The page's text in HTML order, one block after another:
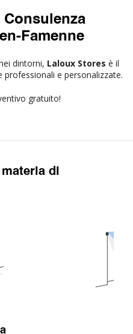
Famenne
dintorni, Laloux Stores è il
e personalizzate.
gratuito!
di